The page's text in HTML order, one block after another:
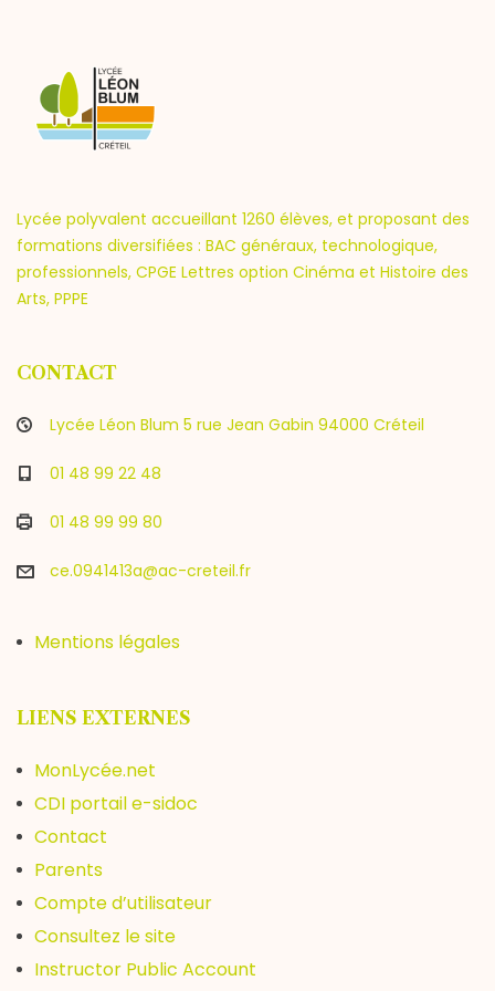
Lycée polyvalent accueillant 1260 élèves, et proposant des
formations diversifiées : BAC généraux, technologique,
professionnels, CPGE Lettres option Cinéma et Histoire des
Arts, PPPE
CONTACT
Lycée Léon Blum 5 rue Jean Gabin 94000 Créteil
01 48 99 22 48
01 48 99 99 80
ce.0941413a@ac-creteil.fr
Mentions légales
LIENS EXTERNES
MonLycée.net
CDI portail e-sidoc
Contact
Parents
Compte d’utilisateur
Consultez le site
Instructor Public Account